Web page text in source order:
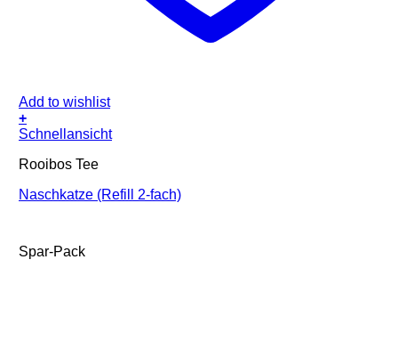
Add to wishlist
+
Schnellansicht
Rooibos Tee
Naschkatze (Refill 2-fach)
Spar-Pack